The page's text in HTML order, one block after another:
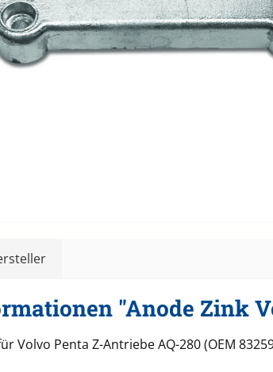
"Anode Zink
Volvo Penta Z-Antriebe AQ-280 (OEM